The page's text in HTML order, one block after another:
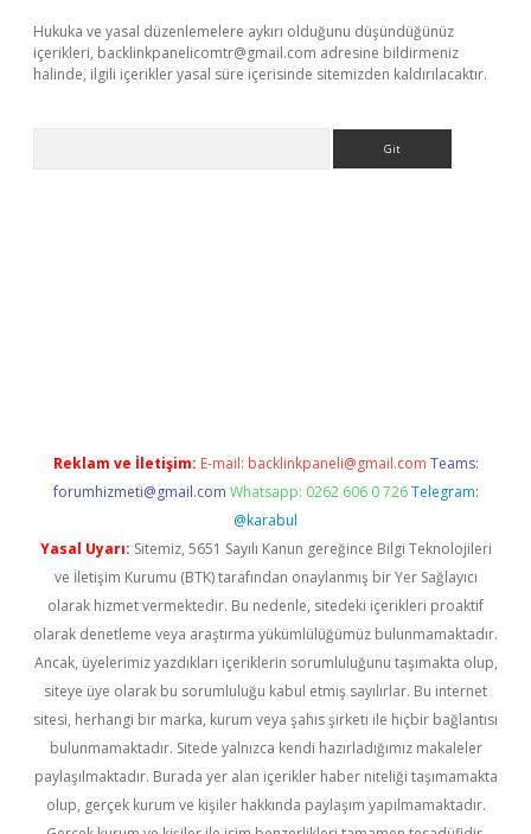
Hukuka ve yasal düzenlemelere aykırı olduğunu düşündüğünüz
içerikleri, backlinkpanelicomtr@gmail.com adresine bildirmeniz
halinde, ilgili içerikler yasal süre içerisinde sitemizden kaldırılacaktır.
Reklam ve İletişim: E-mail: backlinkpaneli@gmail.com Teams:
forumhizmeti@gmail.com Whatsapp: 0262 606 0 726 Telegram:
@karabul
Yasal Uyarı: Sitemiz, 5651 Sayılı Kanun gereğince Bilgi Teknolojileri
ve İletişim Kurumu (BTK) tarafından onaylanmış bir Yer Sağlayıcı
olarak hizmet vermektedir. Bu nedenle, sitedeki içerikleri proaktif
olarak denetleme veya araştırma yükümlülüğümüz bulunmamaktadır.
Ancak, üyelerimiz yazdıkları içeriklerin sorumluluğunu taşımakta olup,
siteye üye olarak bu sorumluluğu kabul etmiş sayılırlar. Bu internet
sitesi, herhangi bir marka, kurum veya şahıs şirketi ile hiçbir bağlantısı
bulunmamaktadır. Sitede yalnızca kendi hazırladığımız makaleler
paylaşılmaktadır. Burada yer alan içerikler haber niteliği taşımamakta
olup, gerçek kurum ve kişiler hakkında paylaşım yapılmamaktadır.